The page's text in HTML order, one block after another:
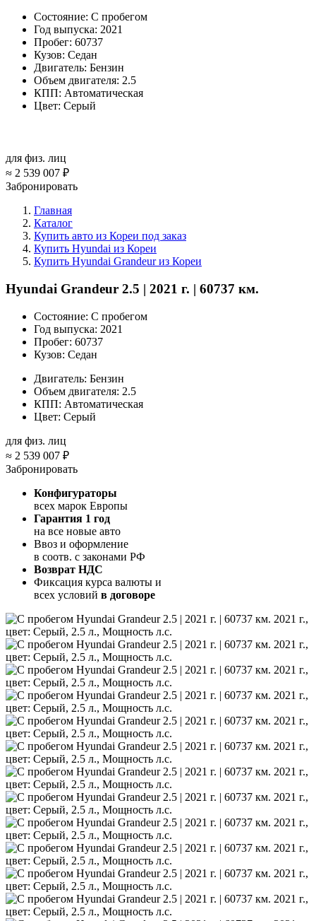
Состояние: С пробегом
Год выпуска: 2021
Пробег: 60737
Кузов: Седан
Двигатель: Бензин
Объем двигателя: 2.5
КПП: Автоматическая
Цвет: Серый
для физ. лиц
≈ 2 539 007 ₽
Забронировать
Главная
Каталог
Купить авто из Кореи под заказ
Купить Hyundai из Кореи
Купить Hyundai Grandeur из Кореи
Hyundai Grandeur 2.5 | 2021 г. | 60737 км.
Состояние: С пробегом
Год выпуска: 2021
Пробег: 60737
Кузов: Седан
Двигатель: Бензин
Объем двигателя: 2.5
КПП: Автоматическая
Цвет: Серый
для физ. лиц
≈ 2 539 007 ₽
Забронировать
Конфигураторы
всех марок Европы
Гарантия 1 год
на все новые авто
Ввоз и оформление
в соотв. с законами РФ
Возврат НДС
Фиксация курса валюты и
всех условий в договоре